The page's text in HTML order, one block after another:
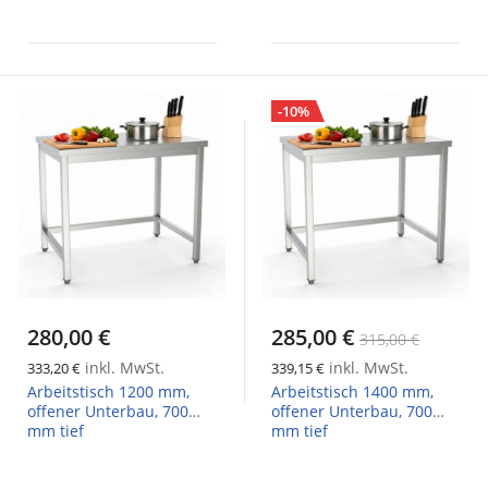
280,00 €
333,20 € inkl. MwSt.
Arbeitstisch 1200 mm,
offener Unterbau, 700
mm tief
-10%
285,00 € 315,00 €
339,15 € inkl. MwSt.
Arbeitstisch 1400 mm,
offener Unterbau, 700
mm tief